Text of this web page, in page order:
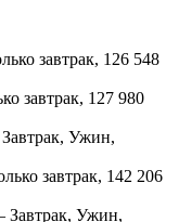
завтрак, 126 548
завтрак, 127 980
Ужин,
завтрак, 142 206
Завтрак, Ужин,